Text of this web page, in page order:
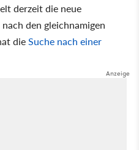
derzeit die neue
nach den gleichnamigen
dieSuche nach einer